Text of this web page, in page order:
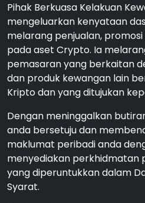
Pihak Berkuasa Kelakuan
mengeluarkan kenyataan
melarang penjualan,
pada aset Crypto. Ia
pemasaran yang berkaitan
dan produk kewangan lain
Kripto dan yang ditujukan
Dengan meninggalkan
anda bersetuju dan
maklumat peribadi anda
menyediakan perkhidmatan
yang diperuntukkan dalam
Syarat.